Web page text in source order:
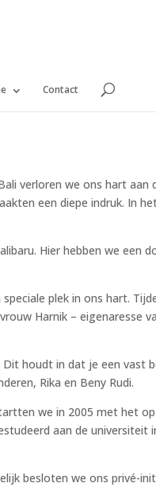
Contact
verloren we ons hart
een diepe indruk. In
Hier hebben we een
plek in ons hart.
Harnik – eigenaresse
houdt in dat je een vast
Rika en Beny Rudi.
we in 2005 met het
aan de universiteit
besloten we ons privé-